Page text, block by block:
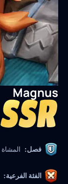
Magnus
فصل: المشاة
الفئة الفرعية: